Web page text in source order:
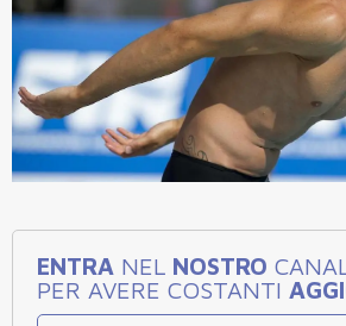
ENTRA NEL NOSTRO
PER AVERE COSTANTI